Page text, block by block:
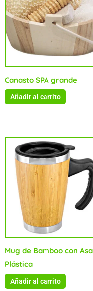
Canasto SPA grande
Añadir al carrito
Mug de Bamboo con Asa
Plástica
Añadir al carrito